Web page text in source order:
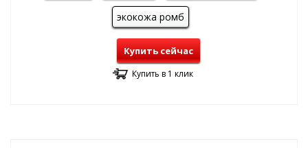
экокожа ромб
Купить сейчас
Купить в 1 клик